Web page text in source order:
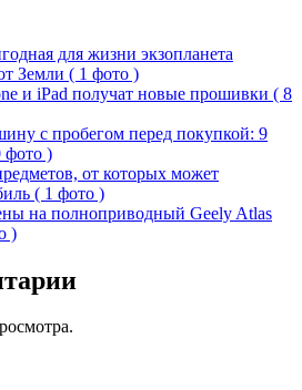
для жизни экзопланета
Земли ( 1 фото )
и iPad получат новые прошивки ( 8
с пробегом перед покупкой: 9
фото )
от которых может
( 1 фото )
на полноприводный Geely Atlas
)